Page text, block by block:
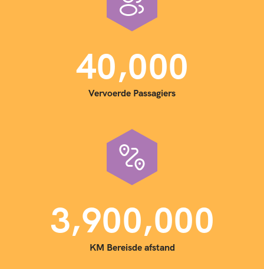
40,000
Vervoerde Passagiers
3,900,000
KM Bereisde afstand